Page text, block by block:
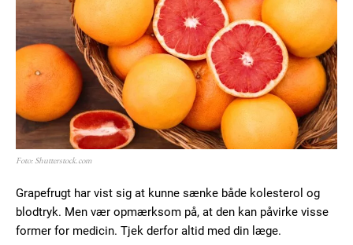
Member full access
100DKK / year
Etiam est nibh, lobortis sit
Praesent euismod ac
Foto: Shutterstock.com
Grapefrugt har vist sig at kunne sænke både kolesterol og
blodtryk. Men vær opmærksom på, at den kan påvirke visse
former for medicin. Tjek derfor altid med din læge.